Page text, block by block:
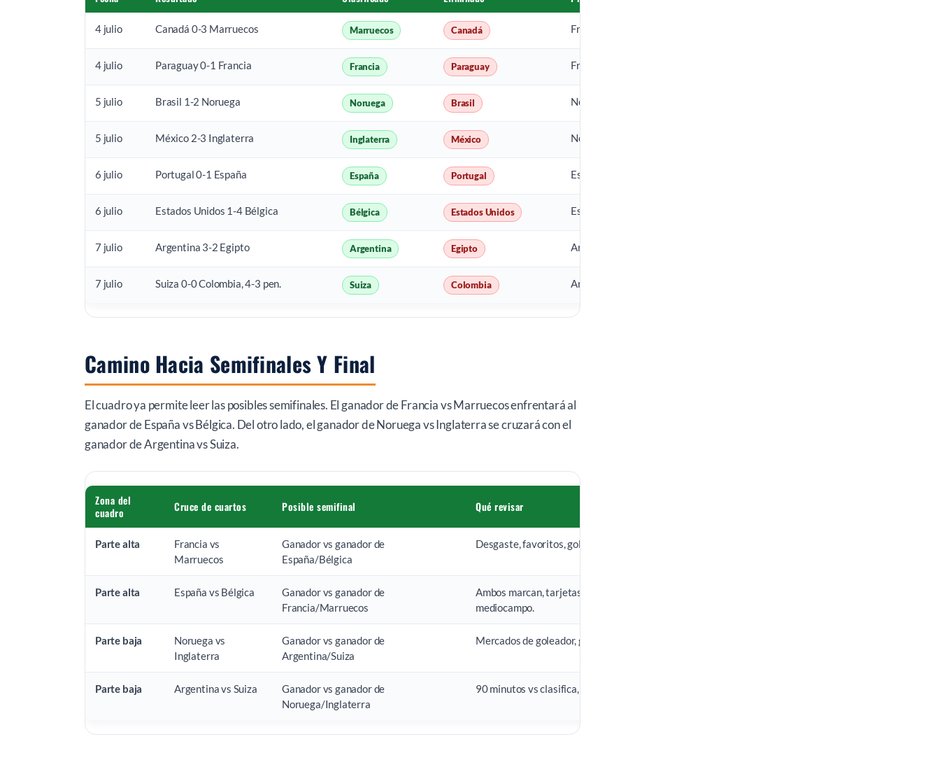
4 julio Canadá 0-3 Marruecos Marruecos Canadá Francia vs Marruecos
4 julio Paraguay 0-1 Francia Francia Paraguay Francia vs Marruecos
5 julio Brasil 1-2 Noruega Noruega Brasil Noruega vs Inglaterra
5 julio México 2-3 Inglaterra Inglaterra México Noruega vs Inglaterra
6 julio Portugal 0-1 España España Portugal España vs Bélgica
6 julio Estados Unidos 1-4 Bélgica Bélgica Estados Unidos España vs Bélgica
7 julio Argentina 3-2 Egipto Argentina Egipto Argentina vs Suiza
7 julio Suiza 0-0 Colombia, 4-3 pen. Suiza Colombia Argentina vs Suiza
Camino Hacia Semifinales Y Final
El cuadro ya permite leer las posibles semifinales. El ganador de Francia vs Marruecos enfrentará al
ganador de España vs Bélgica. Del otro lado, el ganador de Noruega vs Inglaterra se cruzará con el
ganador de Argentina vs Suiza.
Zona del
cuadro
Cruce de cuartos Posible semifinal Qué revisar
Parte alta
Francia vs
Marruecos
Ganador vs ganador de
España/Bélgica
Desgaste, favoritos, goles y mercado de clasifica.
Parte alta España vs Bélgica
Ganador vs ganador de
Francia/Marruecos
Ambos marcan, tarjetas, ritmo y control del
mediocampo.
Parte baja
Noruega vs
Inglaterra
Ganador vs ganador de
Argentina/Suiza
Mercados de goleador, goles y transición ofensiva.
Parte baja Argentina vs Suiza
Ganador vs ganador de
Noruega/Inglaterra
90 minutos vs clasifica, tarjetas y posible prórroga.